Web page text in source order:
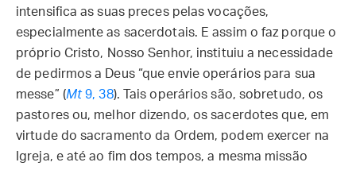
intensifica as suas preces pelas vocações,
especialmente as sacerdotais. E assim o faz porque o
próprio Cristo, Nosso Senhor, instituiu a necessidade
de pedirmos a Deus “que envie operários para sua
messe” (Mt9, 38). Tais operários são, sobretudo, os
pastores ou, melhor dizendo, os sacerdotes que, em
virtude do sacramento da Ordem, podem exercer na
Igreja, e até ao fim dos tempos, a mesma missão